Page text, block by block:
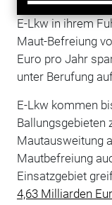
umzusteigen“.
E-Lkw in ihrem
Maut-Befreiung
Euro pro Jahr
unter Berufung
E-Lkw kommen
Ballungsgebieten
Mautausweitung
Mautbefreiung
Einsatzgebiet
4,63 Milliarden